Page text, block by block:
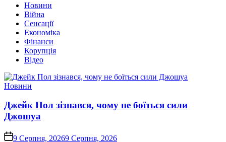
Новини
Війна
Сенсації
Економіка
Фінанси
Корупція
Відео
Опублікувати
Новини
Джейк Пол зізнався, чому не боїться сили
Джошуа
on9 Серпня, 20269 Серпня, 2026